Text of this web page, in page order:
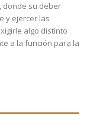
donde su deber
y ejercer las
algo distinto
a la función para la